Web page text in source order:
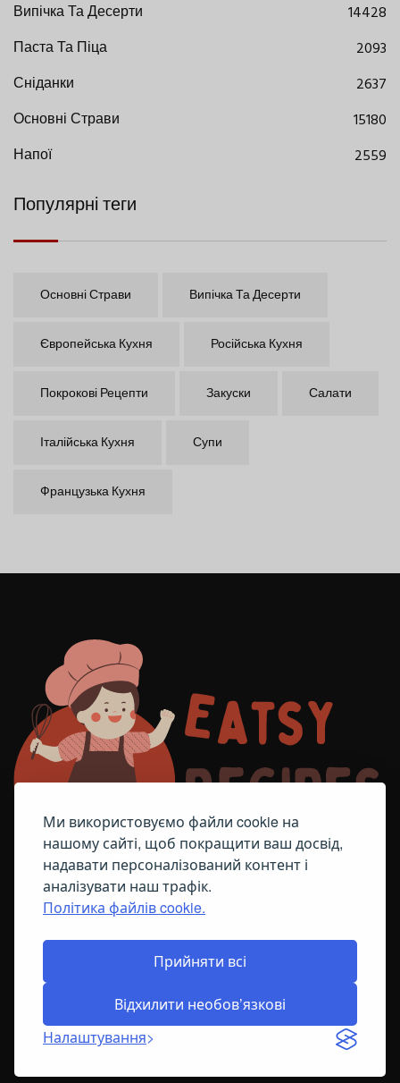
Ми використовуємо файли cookie на
нашому сайті, щоб покращити ваш досвід,
надавати персоналізований контент і
аналізувати наш трафік.
Політика файлів cookie.
Прийняти всі
Відхилити необов’язкові
Налаштування
Випічка Та Десерти
14428
Паста Та Піца
2093
Сніданки
2637
Основні Страви
15180
Напої
2559
Популярні теги
Основні Страви Випічка Та Десерти
Європейська Кухня Російська Кухня
Покрокові Рецепти Закуски Салати
Італійська Кухня Супи
Французька Кухня
ПОЛІТИКА ЩОДО ФАЙЛІВ COOKIE
© All Right Reserved2026